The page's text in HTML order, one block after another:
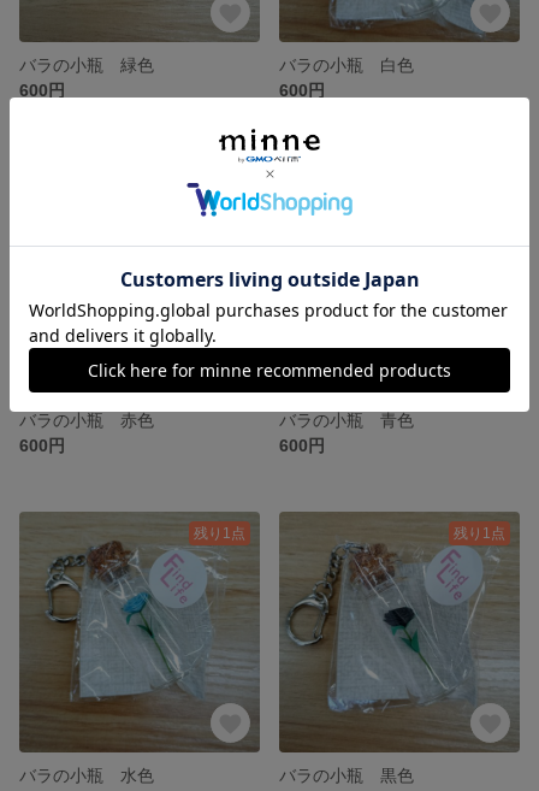
バラの小瓶 緑色
600円
バラの小瓶 白色
600円
バラの小瓶 赤色
600円
バラの小瓶 青色
600円
残り1点
バラの小瓶 水色
残り1点
バラの小瓶 黒色